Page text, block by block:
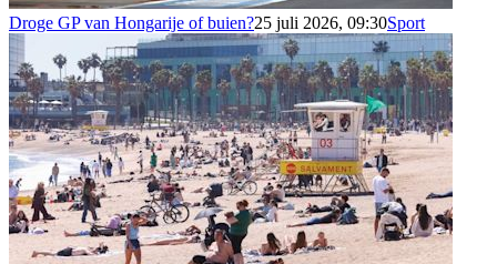
Droge GP van Hongarije of buien?25 juli 2026, 09:30Sport